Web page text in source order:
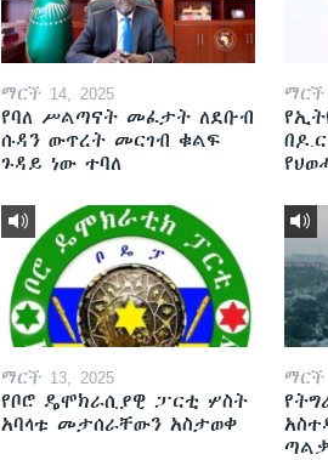
ማርች 14, 2025
የባለ ሥልጣናት መፈታት ለደቡብ
ሱዳን ውጥረት መርገብ ቁልፍ
ጉዳይ ነው ተባለ
ማርች
ማርች 13, 2025
የቦሮ ዴሞክራሲያዊ ፓርቲ ሦስት
አባላቱ መታሰራቸውን አስታወቀ
ማርች